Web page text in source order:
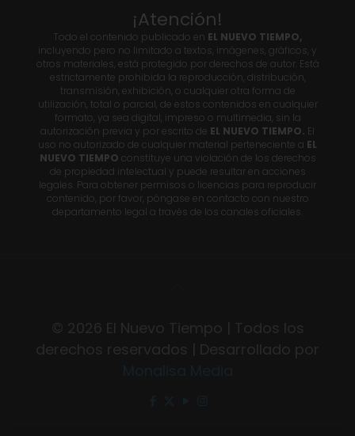
¡Atención!
Todo el contenido publicado en EL NUEVO TIEMPO,
incluyendo pero no limitado a textos, imágenes, gráficos, y
otros materiales, está protegido por derechos de autor. Está
estrictamente prohibida la reproducción, distribución,
transmisión, exhibición, o cualquier otra forma de
utilización, total o parcial, de estos contenidos en cualquier
formato, ya sea digital, impreso o multimedia, sin la
autorización previa y por escrito de EL NUEVO TIEMPO. El
uso no autorizado de cualquier material perteneciente a EL
NUEVO TIEMPO constituye una violación de los derechos
de propiedad intelectual y puede resultar en acciones
legales. Para obtener permisos o licencias para reproducir
contenido, por favor, póngase en contacto con nuestro
departamento legal a través de los canales oficiales.
© 2026 El Nuevo Tiempo | Todos los
derechos reservados | Desarrollado por